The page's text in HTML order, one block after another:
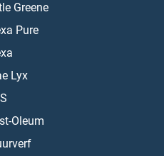
Greene
Pure
Lyx
Oleum